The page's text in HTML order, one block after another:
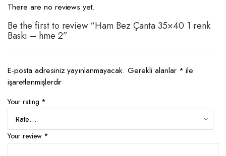
There are no reviews yet.
Be the first to review “Ham Bez Çanta 35×40 1 renk
Baskı – hme 2”
E-posta adresiniz yayınlanmayacak. Gerekli alanlar * ile
işaretlenmişlerdir
Your rating *
Your review *